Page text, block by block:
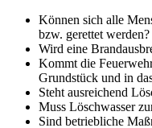
Können sich alle
bzw. gerettet werden?
Wird eine
Kommt die
Grundstück und in
Steht ausreichend
Muss Löschwasser
Sind betriebliche